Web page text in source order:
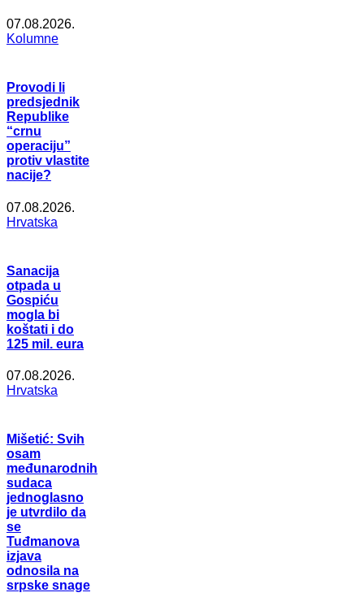
07.08.2026.
Kolumne
Provodi li
predsjednik
Republike
“crnu
operaciju”
protiv vlastite
nacije?
07.08.2026.
Hrvatska
Sanacija
otpada u
Gospiću
mogla bi
koštati i do
125 mil. eura
07.08.2026.
Hrvatska
Mišetić: Svih
osam
međunarodnih
sudaca
jednoglasno
je utvrdilo da
se
Tuđmanova
izjava
odnosila na
srpske snage